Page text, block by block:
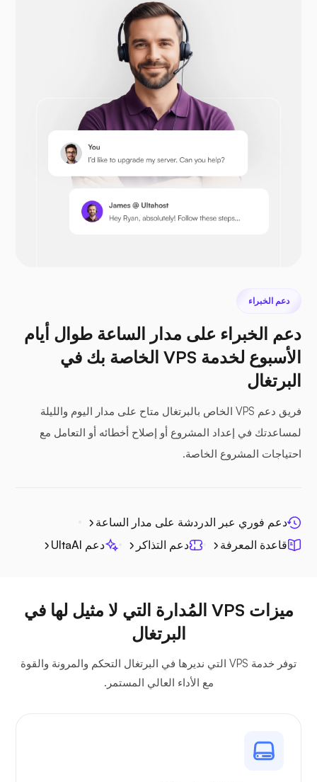
أوبن كارت
سيفيل
المنشور الضوئي
جيتسي
دعم الخبراء
دعم الخبراء على مدار الساعة طوال أيام
الأسبوع لخدمة VPS الخاصة بك في
البرتغال
فريق دعم VPS الخاص بالبرتغال متاح على مدار اليوم والليلة
لمساعدتك في إعداد المشروع أو إصلاح أخطائه أو التعامل مع
احتياجات المشروع الخاصة.
دعم فوري عبر الدردشة على مدار الساعة
قاعدة المعرفة
دعم التذاكر دعم UltaAI
ميزات VPS المُدارة التي لا مثيل لها في
البرتغال
توفر خدمة VPS التي نديرها في البرتغال التحكم والمرونة والقوة
مع الأداء العالي المستمر.